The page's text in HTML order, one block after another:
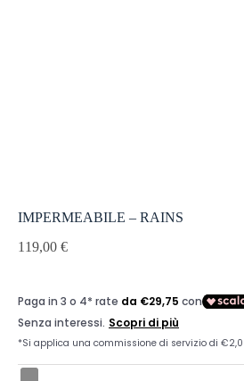
IMPERMEABILE – RAINS
119,00 €